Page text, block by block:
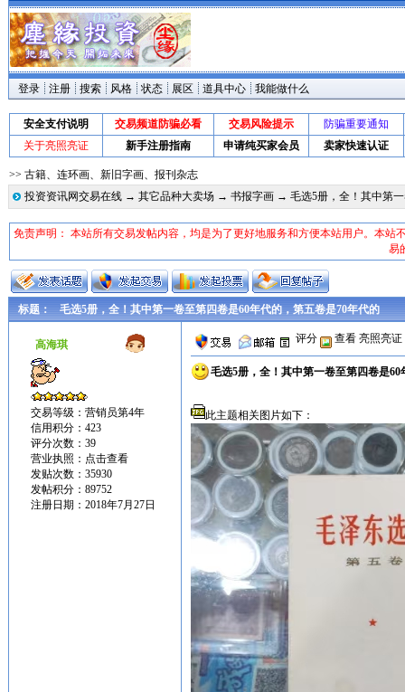
登录 注册 搜索 风格 状态 展区 道具中心 我能做什么
安全支付说明 交易频道防骗必看 交易风险提示
防骗重要通知
关于亮照亮证
新手注册指南 申请纯买家会员 卖家快速认证
>> 古籍、连环画、新旧字画、报刊杂志
投资资讯网交易在线→ 其它品种大卖场→ 书报字画→ 毛选5册，全！其中第一
免责声明： 本站所有交易发帖内容，均是为了更好地服务和方便本站用户。本
易
标题： 毛选5册，全！其中第一卷至第四卷是60年代的，第五卷是70年代的
高海琪
交易等级：营销员第4年
信用积分：423
评分次数：39
营业执照： 点击查看
发贴次数：35930
发帖积分：89752
注册日期：2018年7月27日
评分 查看 亮照亮证
毛选5册，全！其中第一卷至第四卷是
此主题相关图片如下：